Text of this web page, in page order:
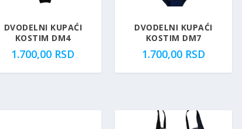
DVODELNI KUPAĆI
KOSTIM DM4
1.700,00 RSD
DVODELNI KUPAĆI
KOSTIM DM7
1.700,00 RSD